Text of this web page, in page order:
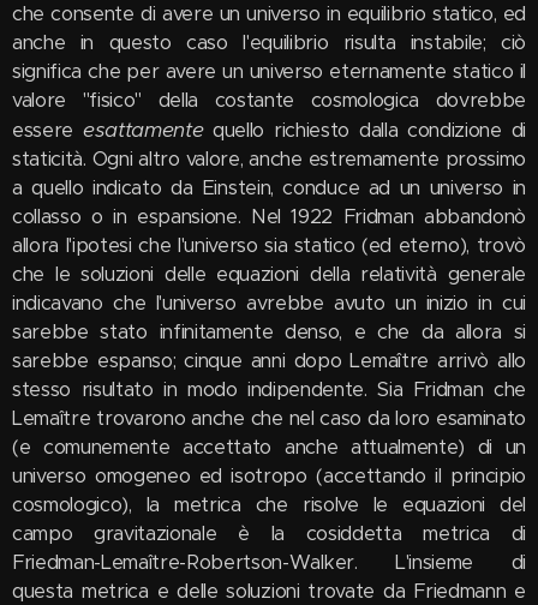
che consente di avere un universo in equilibrio statico, ed
anche in questo caso l'equilibrio risulta instabile; ciò
significa che per avere un universo eternamente statico il
valore "fisico" della costante cosmologica dovrebbe
essere esattamentequello richiesto dalla condizione di
staticità. Ogni altro valore, anche estremamente prossimo
a quello indicato da Einstein, conduce ad un universo in
collasso o in espansione. Nel 1922 Fridman abbandonò
allora l'ipotesi che l'universo sia statico (ed eterno), trovò
che le soluzioni delle equazioni della relatività generale
indicavano che l'universo avrebbe avuto un inizio in cui
sarebbe stato infinitamente denso, e che da allora si
sarebbe espanso; cinque anni dopo Lemaître arrivò allo
stesso risultato in modo indipendente. Sia Fridman che
Lemaître trovarono anche che nel caso da loro esaminato
(e comunemente accettato anche attualmente) di un
universo omogeneo ed isotropo (accettando il principio
cosmologico), la metrica che risolve le equazioni del
campo gravitazionale è la cosiddetta metrica di
Friedman-Lemaître-Robertson-Walker. L'insieme di
questa metrica e delle soluzioni trovate da Friedmann e